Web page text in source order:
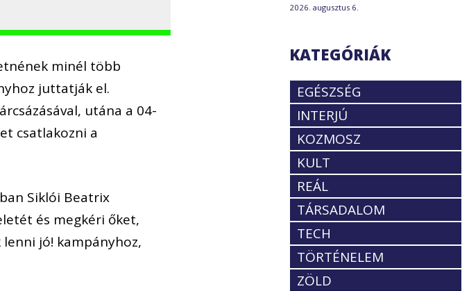
minél több
juttatják el.
utána a 04-
csatlakozni a
Siklói Beatrix
és megkéri őket,
jó! kampányhoz,
2026. augusztus 6.
KATEGÓRIÁK
EGÉSZSÉG
INTERJÚ
KOZMOSZ
KULT
REÁL
TÁRSADALOM
TECH
TÖRTÉNELEM
ZÖLD